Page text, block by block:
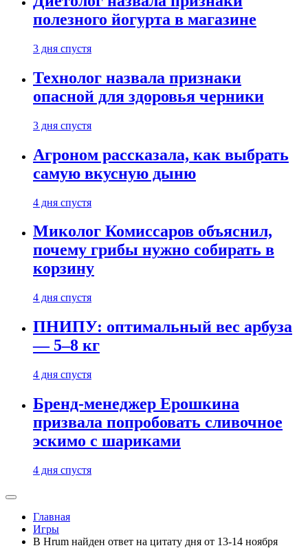
полезного йогурта в магазине
3 дня спустя
Технолог назвала признаки
опасной для здоровья черники
3 дня спустя
Агроном рассказала, как выбрать
самую вкусную дыню
4 дня спустя
Миколог Комиссаров объяснил,
почему грибы нужно собирать в
корзину
4 дня спустя
ПНИПУ: оптимальный вес арбуза
— 5–8 кг
4 дня спустя
Бренд-менеджер Ерошкина
призвала попробовать сливочное
эскимо с шариками
4 дня спустя
Главная
Игры
В Hrum найден ответ на цитату дня от 13-14 ноября